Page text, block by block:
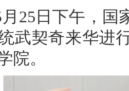
月25日下午，
武契奇来华进
院。